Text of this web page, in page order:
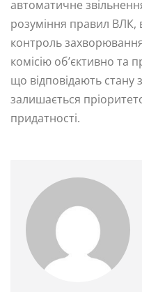
автоматичне
розуміння правил ВЛК,
контроль
комісію об’єктивно та
що відповідають стану
залишається
придатності.